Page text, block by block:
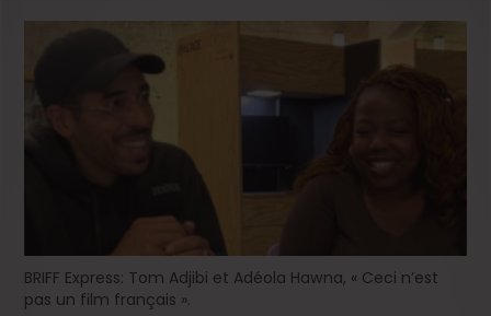
BRIFF Express: Tom Adjibi et Adéola Hawna, « Ceci n’est
pas un film français ».